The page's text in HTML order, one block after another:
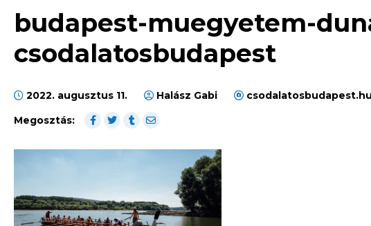
budapest-muegyetem-
csodalatosbudapest
2022. augusztus 11. Halász Gabi
csodalatosbudapest.hu
Megosztás: